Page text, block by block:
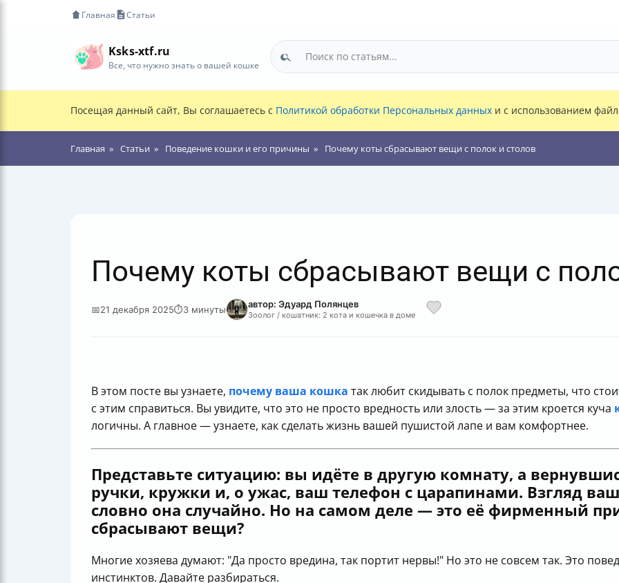
Главная Статьи
Ksks-xtf.ru
Все, что нужно знать о вашей кошке
Посещая данный сайт, Вы соглашаетесь с Политикой обработки Персональных данных и с использованием
Главная Статьи Поведение кошки и его причины Почему коты сбрасывают вещи с полок и столов
Почему коты сбрасывают вещи с
📅21 декабря 2025⏱3 минуты автор: Эдуард Полянцев
Зоолог / кошатник: 2 кота и кошечка в доме
В этом посте вы узнаете, почему ваша кошка так любит скидывать с полок предметы, что
с этим справиться. Вы увидите, что это не просто вредность или злость — за этим кроется куча
логичны. А главное — узнаете, как сделать жизнь вашей пушистой лапе и вам комфортнее.
Представьте ситуацию: вы идёте в другую комнату, а
ручки, кружки и, о ужас, ваш телефон с царапинами. Взгляд
словно она случайно. Но на самом деле — это её фирменный
сбрасывают вещи?
Многие хозяева думают: "Да просто вредина, так портит нервы!" Но это не совсем так. Это
инстинктов. Давайте разбираться.